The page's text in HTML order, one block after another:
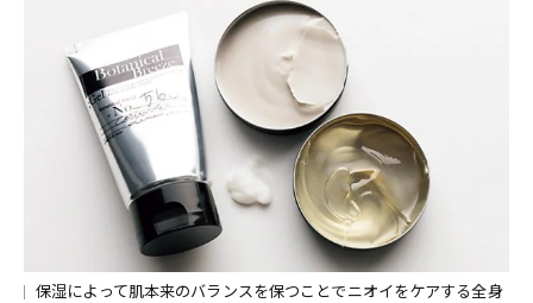
保湿によって肌本来のバランスを保つことでニオイをケアする全身